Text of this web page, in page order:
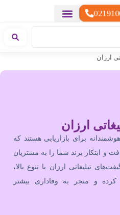
ارزان
ارزان
برای بازاریابی هستند که
و ابتکار برند شما را به مشتریان
تبلیغاتی ارزان با تنوع بالا،
و منجر به وفاداری بیشتر